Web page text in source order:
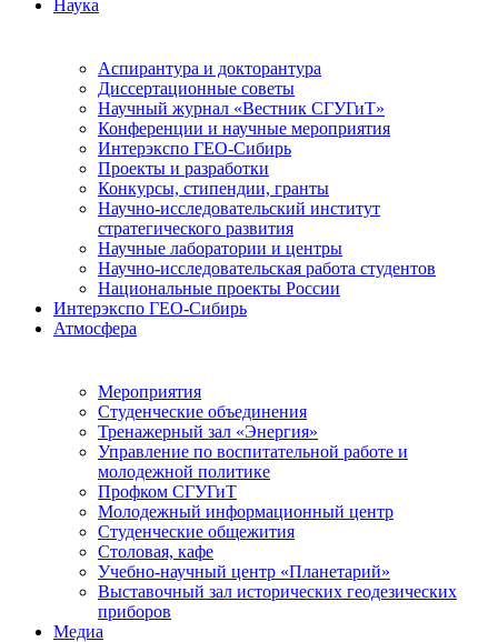
Наука
Аспирантура и докторантура
Диссертационные советы
Научный журнал «Вестник СГУГиТ»
Конференции и научные мероприятия
Интерэкспо ГЕО-Сибирь
Проекты и разработки
Конкурсы, стипендии, гранты
Научно-исследовательский институт
стратегического развития
Научные лаборатории и центры
Научно-исследовательская работа студентов
Национальные проекты России
Интерэкспо ГЕО-Сибирь
Атмосфера
Мероприятия
Студенческие объединения
Тренажерный зал «Энергия»
Управление по воспитательной работе и
молодежной политике
Профком СГУГиТ
Молодежный информационный центр
Студенческие общежития
Столовая, кафе
Учебно-научный центр «Планетарий»
Выставочный зал исторических геодезических
приборов
Медиа